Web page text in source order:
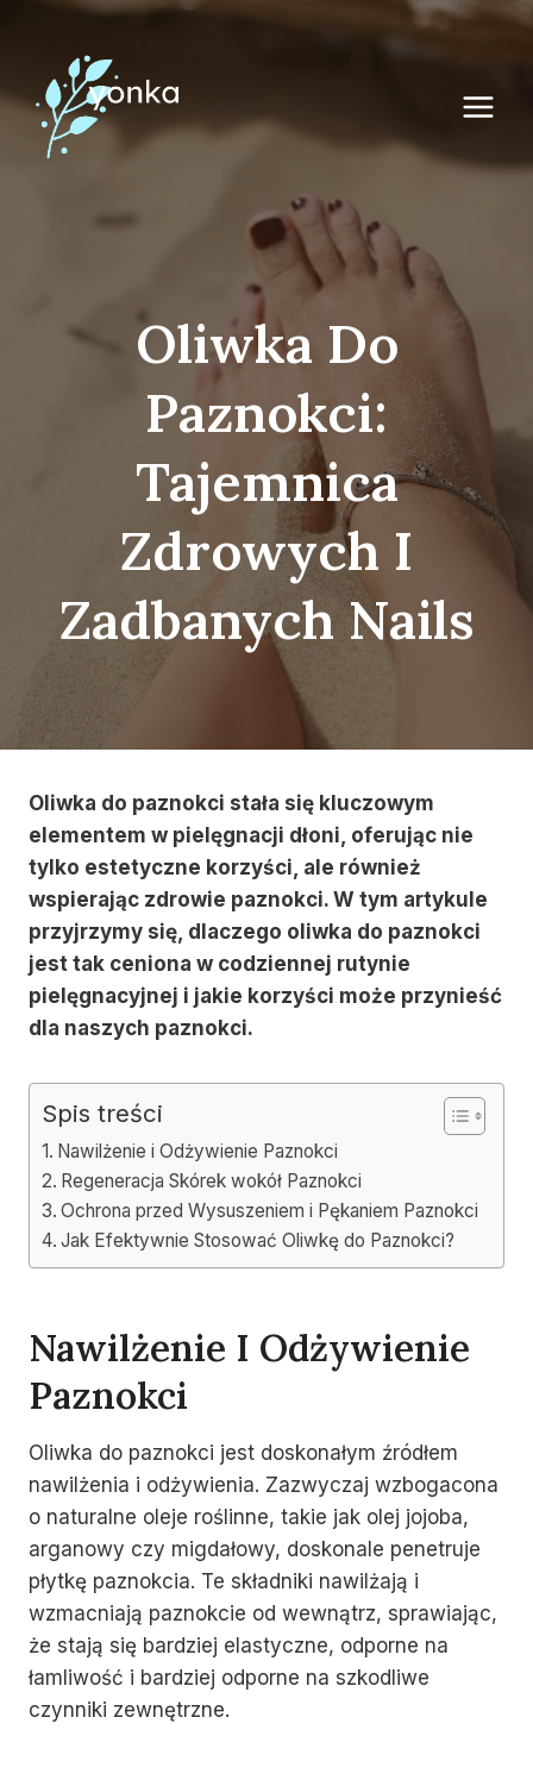
treści
Oliwka Do
Paznokci:
Tajemnica
Zdrowych I
Zadbanych Nails
Oliwka do paznokci stała się kluczowym
elementem w pielęgnacji dłoni, oferując nie
tylko estetyczne korzyści, ale również
wspierając zdrowie paznokci. W tym artykule
przyjrzymy się, dlaczego oliwka do paznokci
jest tak ceniona w codziennej rutynie
pielęgnacyjnej i jakie korzyści może przynieść
dla naszych paznokci.
Spis treści
Nawilżenie i Odżywienie Paznokci
Regeneracja Skórek wokół Paznokci
Ochrona przed Wysuszeniem i Pękaniem Paznokci
Jak Efektywnie Stosować Oliwkę do Paznokci?
Nawilżenie I Odżywienie
Paznokci
Oliwka do paznokci jest doskonałym źródłem
nawilżenia i odżywienia. Zazwyczaj wzbogacona
o naturalne oleje roślinne, takie jak olej jojoba,
arganowy czy migdałowy, doskonale penetruje
płytkę paznokcia. Te składniki nawilżają i
wzmacniają paznokcie od wewnątrz, sprawiając,
że stają się bardziej elastyczne, odporne na
łamliwość i bardziej odporne na szkodliwe
czynniki zewnętrzne.